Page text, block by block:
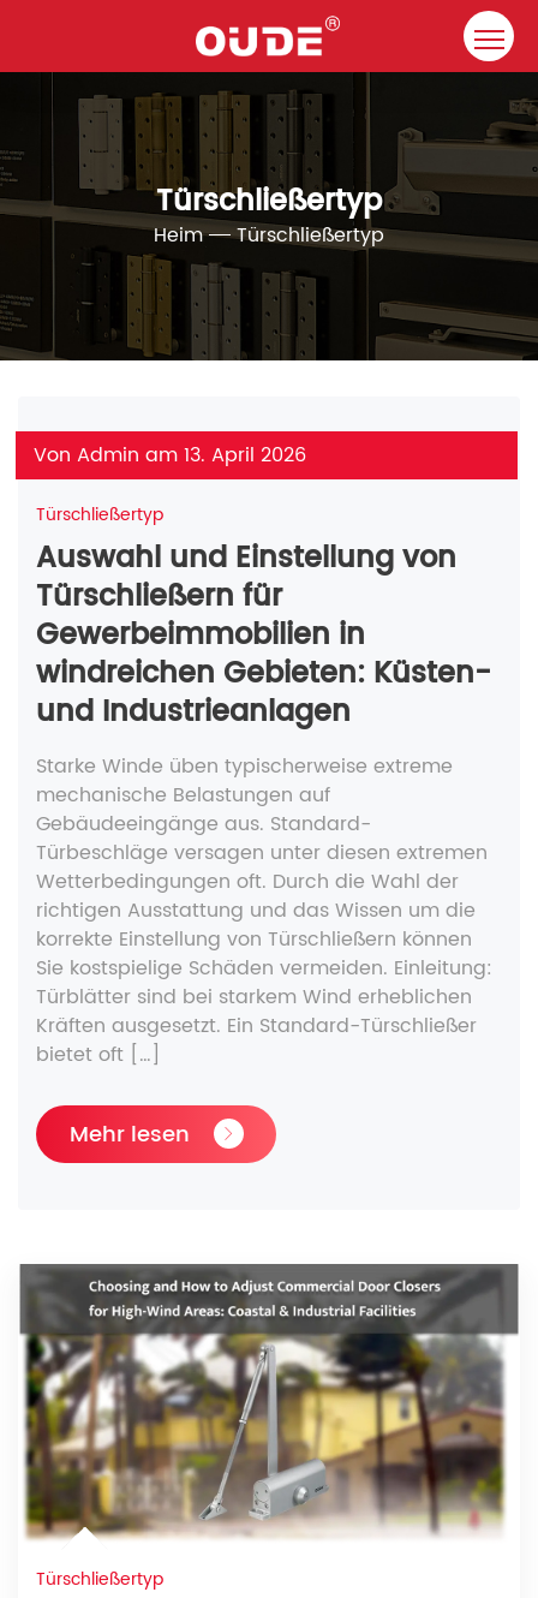
Türschließertyp
Heim Türschließertyp
Von Admin am 13. April 2026
Türschließertyp
Auswahl und Einstellung von
Türschließern für
Gewerbeimmobilien in
windreichen Gebieten: Küsten-
und Industrieanlagen
Starke Winde üben typischerweise extreme
mechanische Belastungen auf
Gebäudeeingänge aus. Standard-
Türbeschläge versagen unter diesen extremen
Wetterbedingungen oft. Durch die Wahl der
richtigen Ausstattung und das Wissen um die
korrekte Einstellung von Türschließern können
Sie kostspielige Schäden vermeiden. Einleitung:
Türblätter sind bei starkem Wind erheblichen
Kräften ausgesetzt. Ein Standard-Türschließer
bietet oft […]
Mehr lesen
Türschließertyp
Heim
Unternehmen
Türschließer
Ressource
Kontakt